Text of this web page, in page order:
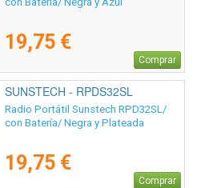
19,75 €
Comprar
SUNSTECH - RPDS32SL
Radio Portátil Sunstech RPD32SL/
con Batería/ Negra y Plateada
19,75 €
Comprar